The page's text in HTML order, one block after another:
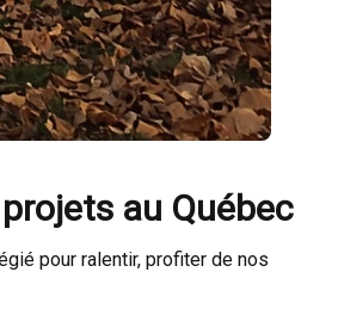
au Québec
pour ralentir, profiter de nos